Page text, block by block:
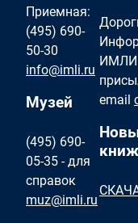
Приемная:
(495) 690-
50-30
info@imli.ru
Музей
(495) 690-
05-35 - для
справок
muz@imli.ru
ИМЛИ
email